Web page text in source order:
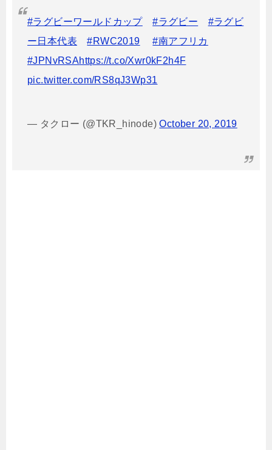
#ラグビーワールドカップ #ラグビー
#ラグビ
ー日本代表
#RWC2019
#南アフリカ
#JPNvRSAhttps://t.co/Xwr0kF2h4F
pic.twitter.com/RS8qJ3Wp31
— タクロー (@TKR_hinode)October 20, 2019